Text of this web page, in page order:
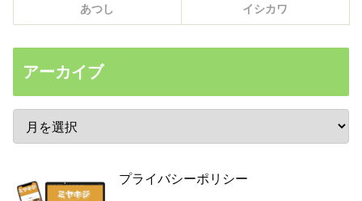
あつし イシカワ
アーカイブ
プライバシーポリシー